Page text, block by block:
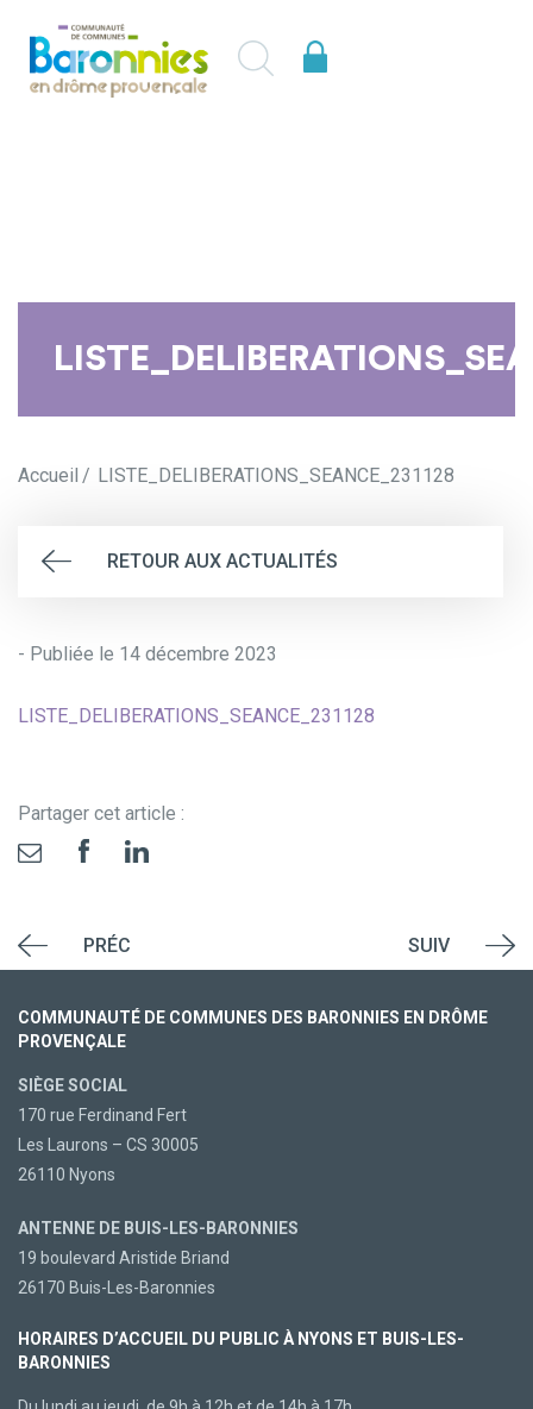
Accueil LISTE_DELIBERATIONS_SEANCE_231128
RETOUR AUX ACTUALITÉS
- Publiée le 14 décembre 2023
LISTE_DELIBERATIONS_SEANCE_231128
Partager cet article :
PRÉC SUIV
COMMUNAUTÉ DE COMMUNES DES BARONNIES EN DRÔME
PROVENÇALE
SIÈGE SOCIAL
170 rue Ferdinand Fert
Les Laurons – CS 30005
26110 Nyons
ANTENNE DE BUIS-LES-BARONNIES
19 boulevard Aristide Briand
26170 Buis-Les-Baronnies
HORAIRES D’ACCUEIL DU PUBLIC À NYONS ET BUIS-LES-
BARONNIES